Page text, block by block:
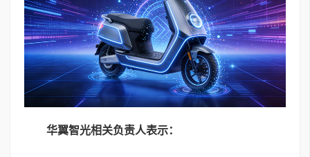
华翼智光相关负责人表示：